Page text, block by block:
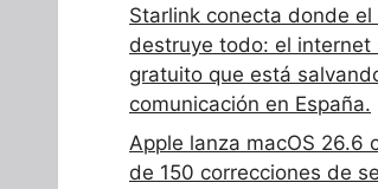
Starlink conecta donde el
destruye todo: el internet
gratuito que está
comunicación en España.
Apple lanza macOS 26.6
de 150 correcciones de